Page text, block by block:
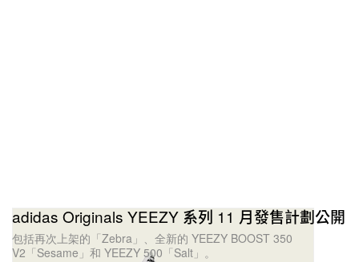
adidas Originals YEEZY 系列 11 月發售計劃公開
包括再次上架的「Zebra」、全新的 YEEZY BOOST 350
V2「Sesame」和 YEEZY 500「Salt」。